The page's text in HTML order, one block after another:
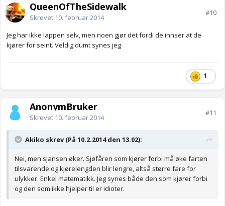
QueenOfTheSidewalk
Skrevet 10. februar 2014
#10
Jeg har ikke lappen selv, men noen gjør det fordi de innser at de
kjører for seint. Veldig dumt synes jeg
1
AnonymBruker
Skrevet 10. februar 2014
#11
Akiko skrev (På 10.2.2014 den 13.02):
Nei, men sjansen øker. Sjøfåren som kjører forbi må øke farten
tilsvarende og kjørelengden blir lengre, altså større fare for
ulykker. Enkel matematikk. Jeg synes både den som kjører forbi
og den som ikke hjelper til er idioter.